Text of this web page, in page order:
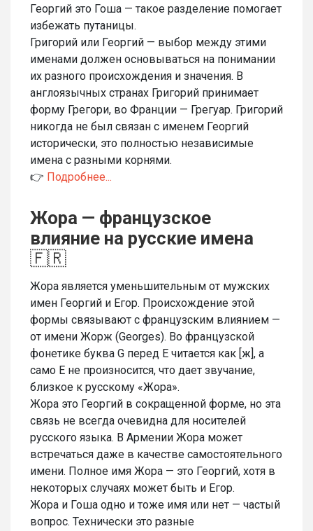
Георгий это Гоша — такое разделение помогает
избежать путаницы.
Григорий или Георгий — выбор между этими
именами должен основываться на понимании
их разного происхождения и значения. В
англоязычных странах Григорий принимает
форму Грегори, во Франции — Грегуар. Григорий
никогда не был связан с именем Георгий
исторически, это полностью независимые
имена с разными корнями.
👉 Подробнее...
Жора — французское
влияние на русские имена
🇫🇷
Жора является уменьшительным от мужских
имен Георгий и Егор. Происхождение этой
формы связывают с французским влиянием —
от имени Жорж (Georges). Во французской
фонетике буква G перед E читается как [ж], а
само E не произносится, что дает звучание,
близкое к русскому «Жора».
Жора это Георгий в сокращенной форме, но эта
связь не всегда очевидна для носителей
русского языка. В Армении Жора может
встречаться даже в качестве самостоятельного
имени. Полное имя Жора — это Георгий, хотя в
некоторых случаях может быть и Егор.
Жора и Гоша одно и тоже имя или нет — частый
вопрос. Технически это разные